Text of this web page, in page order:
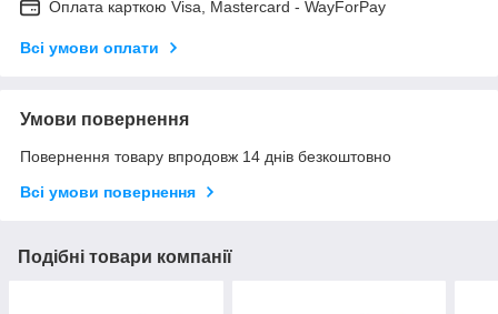
Оплата карткою Visa, Mastercard - WayForPay
Всі умови оплати
Умови повернення
Повернення товару впродовж 14 днів безкоштовно
Всі умови повернення
Подібні товари компанії